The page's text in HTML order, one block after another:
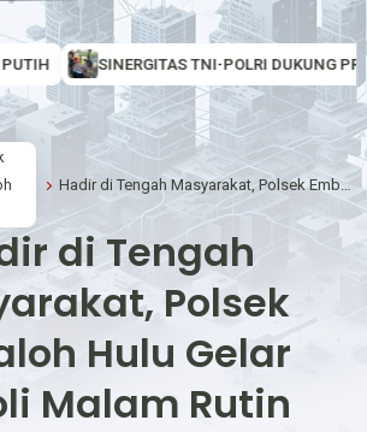
DUKUNG PROGRAM TMMD, PERSONEL
Hadir di Tengah Masyarakat, Polsek Embaloh Hulu Gelar Patroli Malam Rutin
di Tengah
Polsek
Hulu Gelar
Malam Rutin